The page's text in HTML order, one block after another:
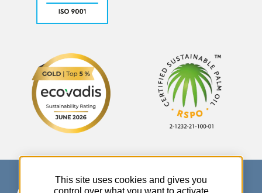
This site uses cookies and gives you
control over what you want to activate